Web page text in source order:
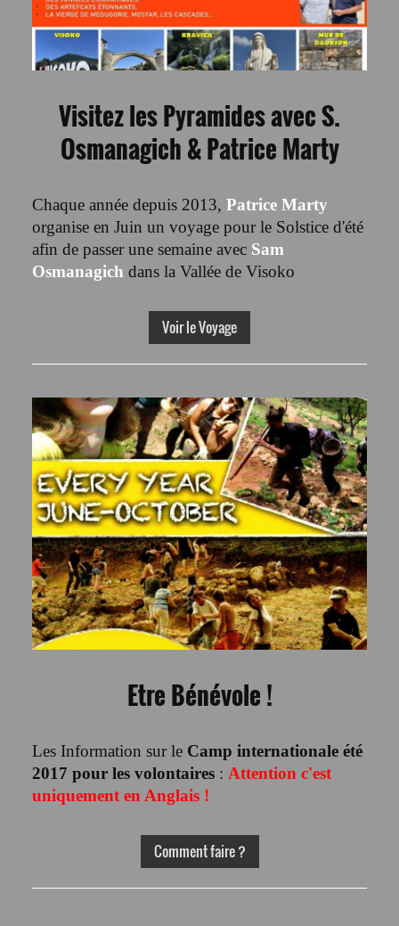
Visitez les Pyramides avec S.
Osmanagich & Patrice Marty
Chaque année depuis 2013, Patrice Marty
organise en Juin un voyage pour le Solstice d'été
afin de passer une semaine avec Sam
Osmanagich dans la Vallée de Visoko
Voir le Voyage
Etre Bénévole !
Les Information sur le Camp internationale été
2017 pour les volontaires: Attention c'est
uniquement en Anglais !
Comment faire ?